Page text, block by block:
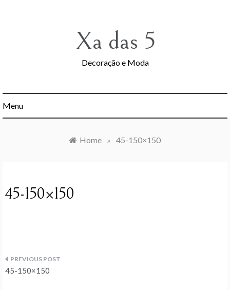
Xa das 5
Decoração e Moda
Menu
Home » 45-150×150
45-150×150
Navegação
45-150×150